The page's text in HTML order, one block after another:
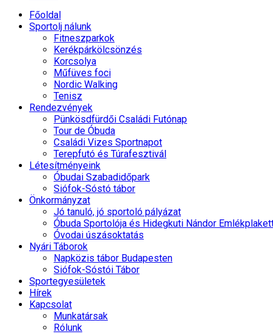
Főoldal
Sportolj nálunk
Fitneszparkok
Kerékpárkölcsönzés
Korcsolya
Műfüves foci
Nordic Walking
Tenisz
Rendezvények
Pünkösdfürdői Családi Futónap
Tour de Óbuda
Családi Vizes Sportnapot
Terepfutó és Túrafesztivál
Létesítményeink
Óbudai Szabadidőpark
Siófok-Sóstó tábor
Önkormányzat
Jó tanuló, jó sportoló pályázat
Óbuda Sportolója és Hidegkuti Nándor
Óvodai úszásoktatás
Nyári Táborok
Napközis tábor Budapesten
Siófok-Sóstói Tábor
Sportegyesületek
Hírek
Kapcsolat
Munkatársak
Rólunk